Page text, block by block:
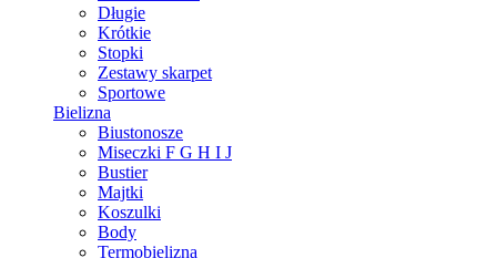
Długie
Krótkie
Stopki
Zestawy skarpet
Sportowe
Bielizna
Biustonosze
Miseczki F G H I J
Bustier
Majtki
Koszulki
Body
Termobielizna